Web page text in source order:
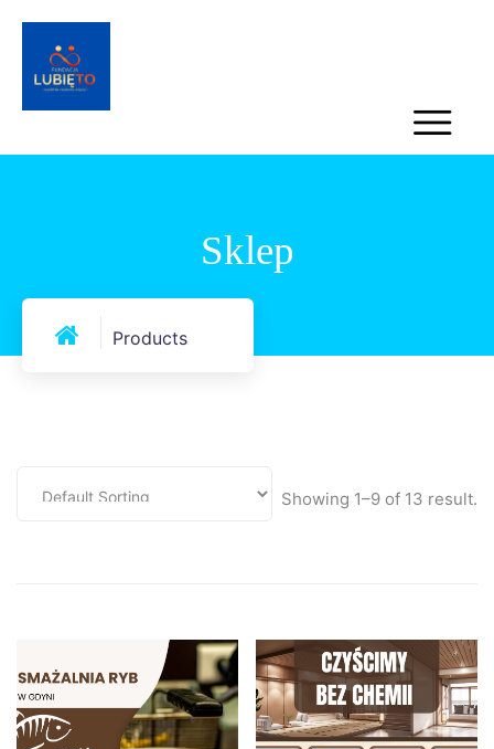
Sklep
Products
Showing 1–9 of 13 result.